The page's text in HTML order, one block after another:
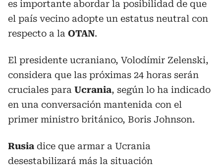
es importante abordar la posibilidad de que
el país vecino adopte un estatus neutral con
respecto a la OTAN.
El presidente ucraniano, Volodímir Zelenski,
considera que las próximas 24 horas serán
cruciales para Ucrania, según lo ha indicado
en una conversación mantenida con el
primer ministro británico, Boris Johnson.
Rusia dice que armar a Ucrania
desestabilizará más la situación